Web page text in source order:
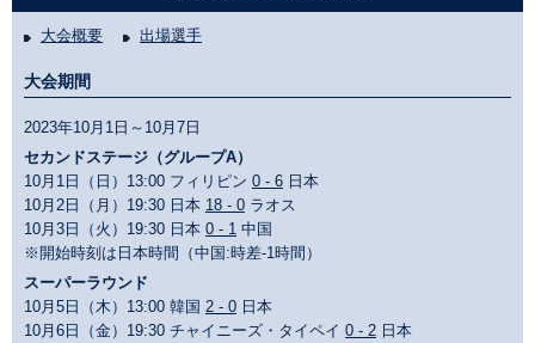
大会概要 出場選手
大会期間
2023年10月1日～10月7日
セカンドステージ（グループA）
10月1日（日）13:00 フィリピン 0 - 6 日本
10月2日（月）19:30 日本 18 - 0 ラオス
10月3日（火）19:30 日本 0 - 1 中国
※開始時刻は日本時間（中国:時差-1時間）
スーパーラウンド
10月5日（木）13:00 韓国 2 - 0 日本
10月6日（金）19:30 チャイニーズ・タイペイ 0 - 2 日本